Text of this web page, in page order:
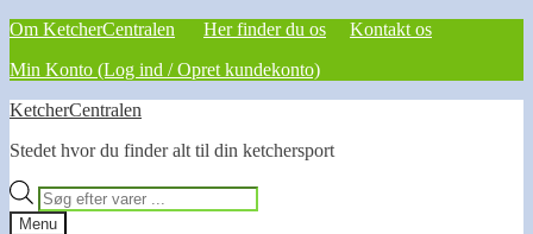
Om KetcherCentralen Her finder du os
Kontakt os
Min Konto (Log ind / Opret kundekonto)
Spring
navigation
Spring
indhold
KetcherCentralen
Stedet hvor du finder alt til din ketchersport
Products
search
Menu